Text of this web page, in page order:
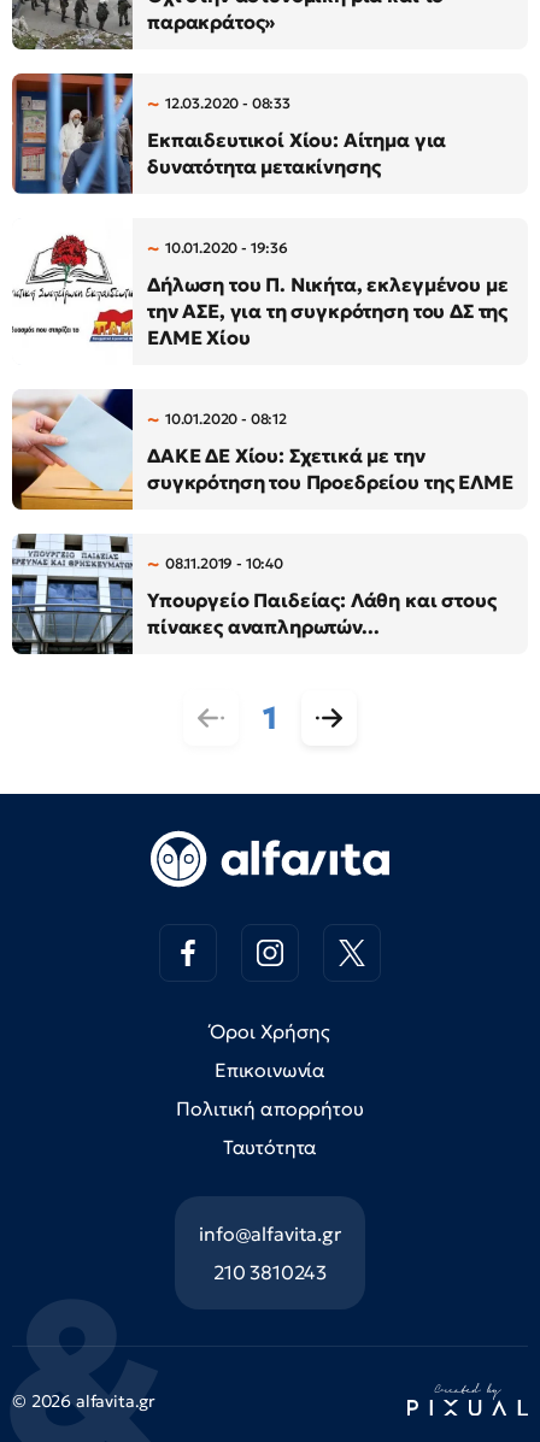
παρακράτος»
12.03.2020 - 08:33
Εκπαιδευτικοί Χίου: Αίτημα για
δυνατότητα μετακίνησης
10.01.2020 - 19:36
Δήλωση του Π. Νικήτα, εκλεγμένου με
την ΑΣΕ, για τη συγκρότηση του ΔΣ της
ΕΛΜΕ Χίου
10.01.2020 - 08:12
ΔΑΚΕ ΔΕ Χίου: Σχετικά με την
συγκρότηση του Προεδρείου της ΕΛΜΕ
08.11.2019 - 10:40
Υπουργείο Παιδείας: Λάθη και στους
πίνακες αναπληρωτών...
1
Όροι Χρήσης
Επικοινωνία
Πολιτική απορρήτου
Ταυτότητα
info@alfavita.gr
210 3810243
© 2026 alfavita.gr